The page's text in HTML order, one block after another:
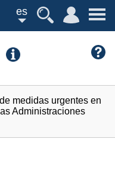
es
medidas urgentes en
Administraciones